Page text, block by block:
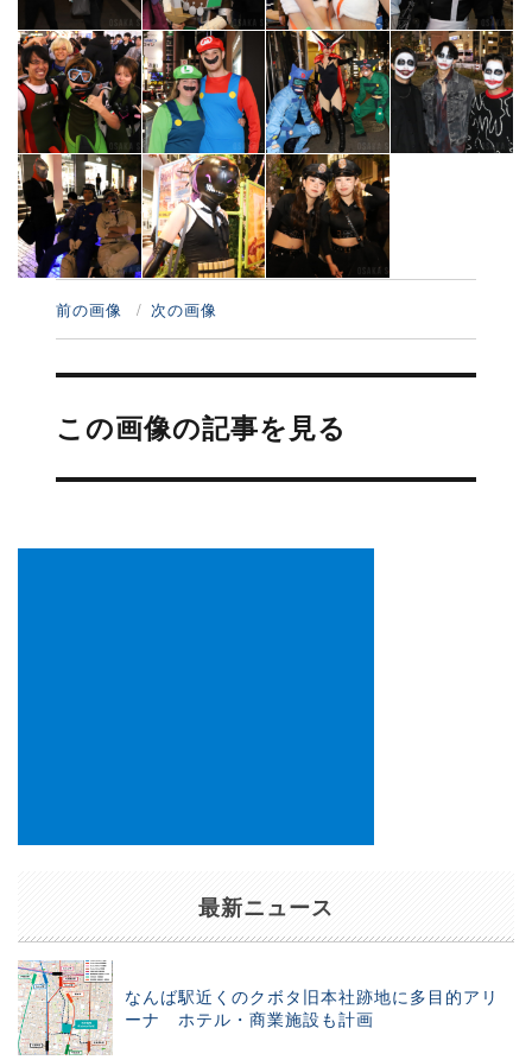
前の画像 次の画像
投
ナ
ビ
ー
この画像の記事を見る
最新ニュース
なんば駅近くのクボタ旧本社跡地に多目的アリ
ーナ ホテル・商業施設も計画